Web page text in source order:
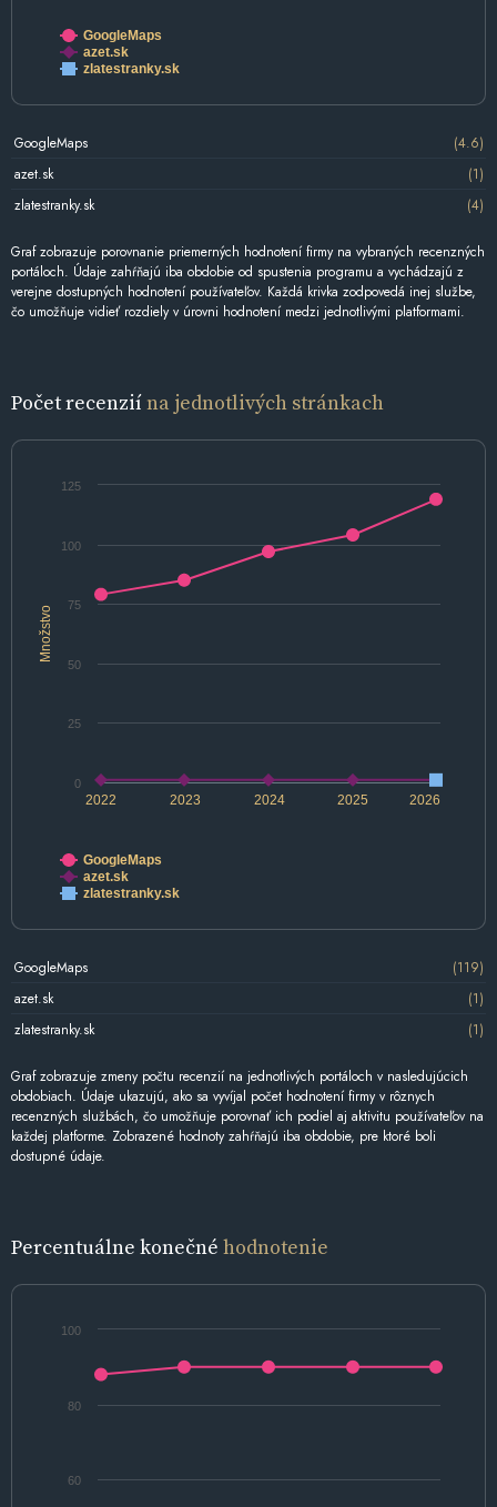
GoogleMaps
azet.sk
zlatestranky.sk
GoogleMaps
(4.6)
azet.sk
(1)
zlatestranky.sk
(4)
Graf zobrazuje porovnanie priemerných hodnotení firmy na vybraných recenzných
portáloch. Údaje zahŕňajú iba obdobie od spustenia programu a vychádzajú z
verejne dostupných hodnotení používateľov. Každá krivka zodpovedá inej službe,
čo umožňuje vidieť rozdiely v úrovni hodnotení medzi jednotlivými platformami.
Počet recenziína jednotlivých stránkach
Množstvo
2022 2024 2026
2023 2025
0
25
50
75
100
125
GoogleMaps
azet.sk
zlatestranky.sk
GoogleMaps
(119)
azet.sk
(1)
zlatestranky.sk
(1)
Graf zobrazuje zmeny počtu recenzií na jednotlivých portáloch v nasledujúcich
obdobiach. Údaje ukazujú, ako sa vyvíjal počet hodnotení firmy v rôznych
recenzných službách, čo umožňuje porovnať ich podiel aj aktivitu používateľov na
každej platforme. Zobrazené hodnoty zahŕňajú iba obdobie, pre ktoré boli
dostupné údaje.
Percentuálne konečné hodnotenie
60
80
100